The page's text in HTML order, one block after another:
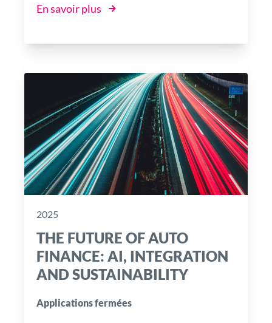
En savoir plus
2025
THE FUTURE OF AUTO
FINANCE: AI, INTEGRATION
AND SUSTAINABILITY
Applications fermées